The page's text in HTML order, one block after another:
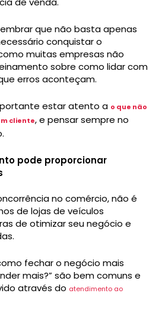
que não basta apenas
conquistar o
muitas empresas não
sobre como lidar com
erros aconteçam.
estar atento a o que não
cliente, e pensar sempre no
pode proporcionar
no comércio, não é
de lojas de veículos
de otimizar seu negócio e
fechar o negócio mais
mais?” são bem comuns e
através do atendimento ao